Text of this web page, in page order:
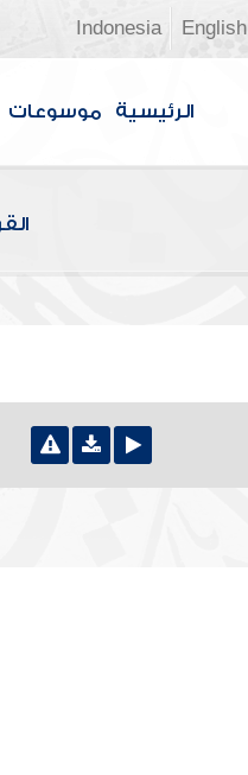
English
Indonesia
الرئيسية موسوعات